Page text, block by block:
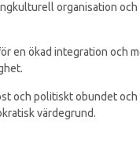
organisation och
en ökad integration och
och politiskt obundet
värdegrund.